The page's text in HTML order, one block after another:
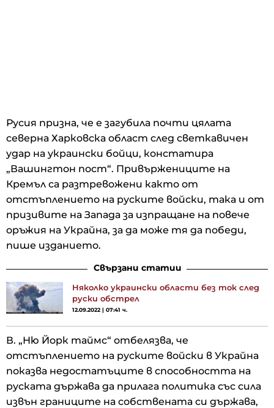
Русия призна, че е загубила почти цялата
северна Харковска област след светкавичен
удар на украински бойци, констатира
„Вашингтон пост“. Привържениците на
Кремъл са разтревожени както от
отстъплението на руските войски, така и от
призивите на Запада за изпращане на повече
оръжия на Украйна, за да може тя да победи,
пише изданието.
Свързани статии
Няколко украински области без ток след
руски обстрел
12.09.2022 | 07:41 ч.
В. „Ню Йорк таймс“ отбелязва, че
отстъплението на руските войски в Украйна
показва недостатъците в способността на
руската държава да прилага политика със сила
извън границите на собствената си държава,